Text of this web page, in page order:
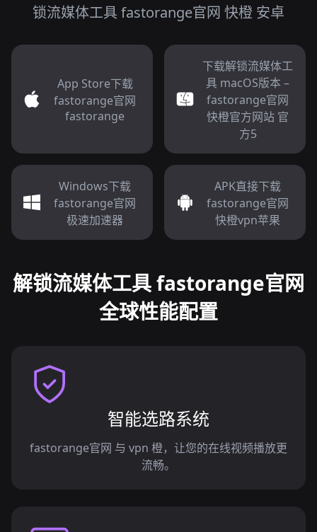
锁流媒体工具 fastorange官网 快橙 安卓
App Store下载
fastorange官网
fastorange
下载解锁流媒体工
具 macOS版本 –
fastorange官网
快橙官方网站 官
方5
Windows下载
fastorange官网
极速加速器
APK直接下载
fastorange官网
快橙vpn苹果
解锁流媒体工具 fastorange官网
全球性能配置
智能选路系统
fastorange官网 与 vpn 橙，让您的在线视频播放更
流畅。